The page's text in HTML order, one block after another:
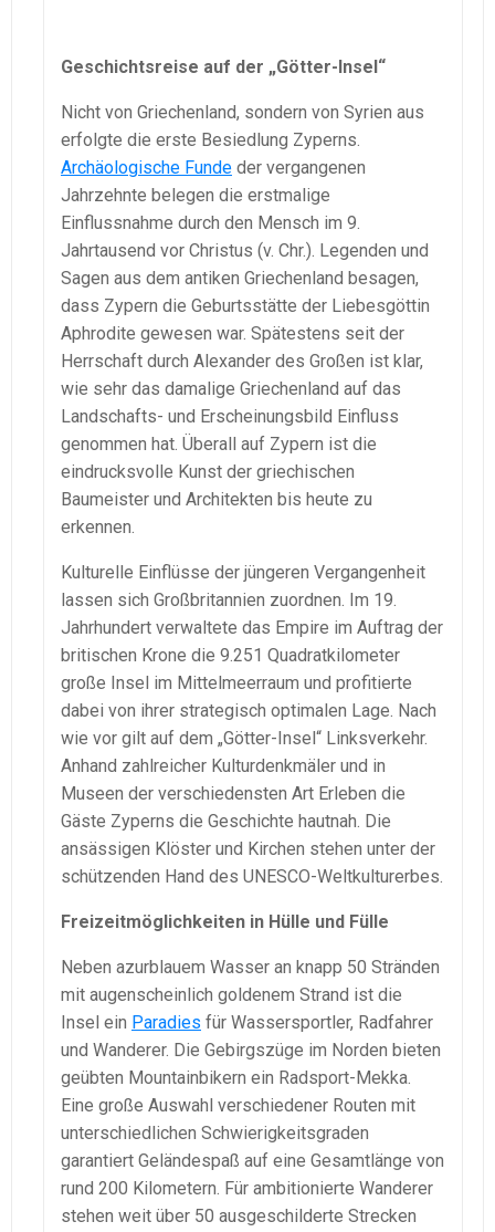
Geschichtsreise auf der „Götter-Insel“
Nicht von Griechenland, sondern von Syrien aus
erfolgte die erste Besiedlung Zyperns.
Archäologische Funde der vergangenen
Jahrzehnte belegen die erstmalige
Einflussnahme durch den Mensch im 9.
Jahrtausend vor Christus (v. Chr.). Legenden und
Sagen aus dem antiken Griechenland besagen,
dass Zypern die Geburtsstätte der Liebesgöttin
Aphrodite gewesen war. Spätestens seit der
Herrschaft durch Alexander des Großen ist klar,
wie sehr das damalige Griechenland auf das
Landschafts- und Erscheinungsbild Einfluss
genommen hat. Überall auf Zypern ist die
eindrucksvolle Kunst der griechischen
Baumeister und Architekten bis heute zu
erkennen.
Kulturelle Einflüsse der jüngeren Vergangenheit
lassen sich Großbritannien zuordnen. Im 19.
Jahrhundert verwaltete das Empire im Auftrag der
britischen Krone die 9.251 Quadratkilometer
große Insel im Mittelmeerraum und profitierte
dabei von ihrer strategisch optimalen Lage. Nach
wie vor gilt auf dem „Götter-Insel“ Linksverkehr.
Anhand zahlreicher Kulturdenkmäler und in
Museen der verschiedensten Art Erleben die
Gäste Zyperns die Geschichte hautnah. Die
ansässigen Klöster und Kirchen stehen unter der
schützenden Hand des UNESCO-Weltkulturerbes.
Freizeitmöglichkeiten in Hülle und Fülle
Neben azurblauem Wasser an knapp 50 Stränden
mit augenscheinlich goldenem Strand ist die
Insel ein Paradies für Wassersportler, Radfahrer
und Wanderer. Die Gebirgszüge im Norden bieten
geübten Mountainbikern ein Radsport-Mekka.
Eine große Auswahl verschiedener Routen mit
unterschiedlichen Schwierigkeitsgraden
garantiert Geländespaß auf eine Gesamtlänge von
rund 200 Kilometern. Für ambitionierte Wanderer
stehen weit über 50 ausgeschilderte Strecken